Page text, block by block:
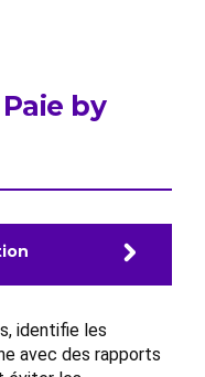
by
identifie les
avec des rapports